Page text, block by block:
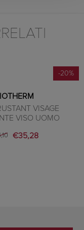
-20%
VISAGE
VISO UOMO
€35,28